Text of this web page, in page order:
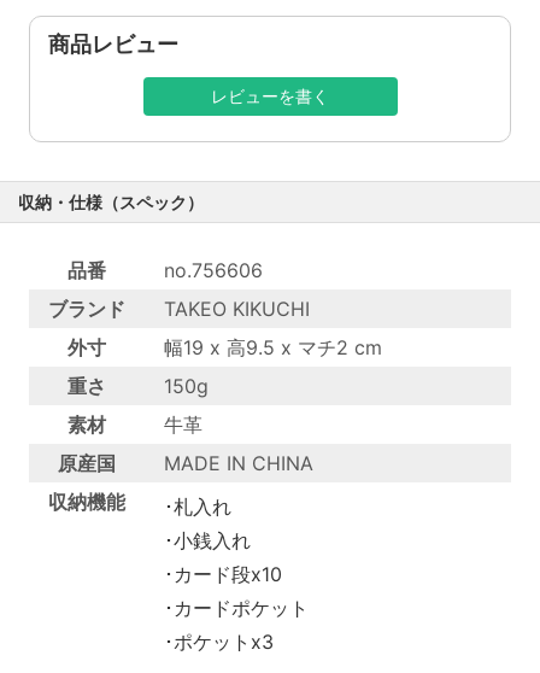
商品レビュー
レビューを書く
収納・仕様（スペック）
品番
no.756606
ブランド
TAKEO KIKUCHI
外寸
幅19 x 高9.5 x マチ2 cm
重さ
150g
素材
牛革
原産国
MADE IN CHINA
収納機能
･札入れ
･小銭入れ
･カード段x10
･カードポケット
･ポケットx3